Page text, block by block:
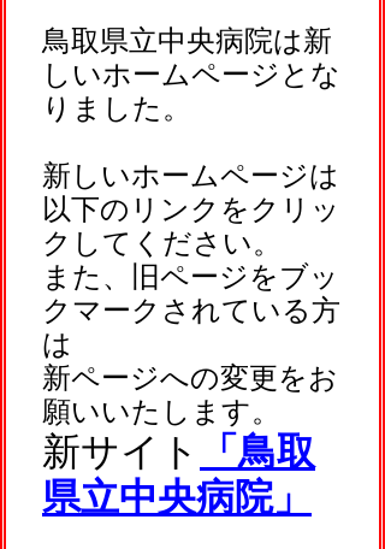
鳥取県立中央病院は新
しいホームページとな
りました。
新しいホームページは
以下のリンクをクリッ
クしてください。
また、旧ページをブッ
クマークされている方
は
新ページへの変更をお
願いいたします。
新サイト
「鳥取
県立中央病院」